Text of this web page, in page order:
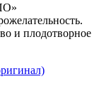
и плодотворное